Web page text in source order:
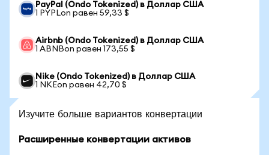
PayPal (Ondo Tokenized) в Доллар США
1 PYPLon равен 59,33 $
Airbnb (Ondo Tokenized) в Доллар США
1 ABNBon равен 173,55 $
Nike (Ondo Tokenized) в Доллар США
1 NKEon равен 42,70 $
Изучите больше вариантов конвертации
Расширенные конвертации активов